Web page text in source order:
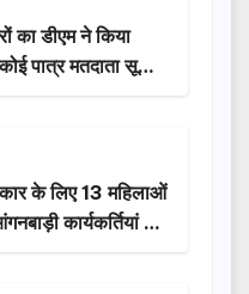
का डीएम ने किया
पात्र मतदाता सूची
के लिए 13 महिलाओं
कार्यकर्तियां भी